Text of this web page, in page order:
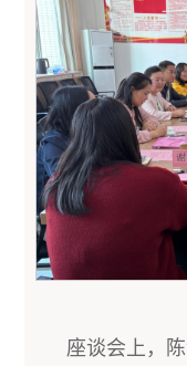
座谈会上，